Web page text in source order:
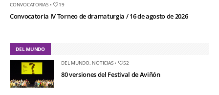
CONVOCATORIAS• 19
Convocatoria IV Torneo de dramaturgia / 16 de agosto de 2026
DEL MUNDO
DEL MUNDO, NOTICIAS• 52
80 versiones del Festival de Aviñón